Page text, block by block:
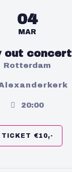
04
MAR
out concert
Rotterdam
20:00
TICKET €10,-